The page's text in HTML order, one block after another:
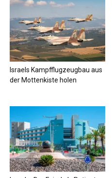
Israels Kampfflugzeugbau aus
der Mottenkiste holen